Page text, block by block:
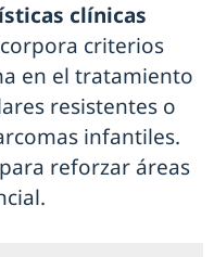
clínicas
criterios
en el tratamiento
resistentes o
infantiles.
reforzar áreas